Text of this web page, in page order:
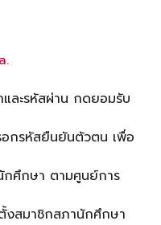
ละรหัสผ่าน กดยอมรับ
กรหัสยืนยันตัวตน เพื่อ
กศึกษา ตามศูนย์การ
งสมาชิกสภานักศึกษา